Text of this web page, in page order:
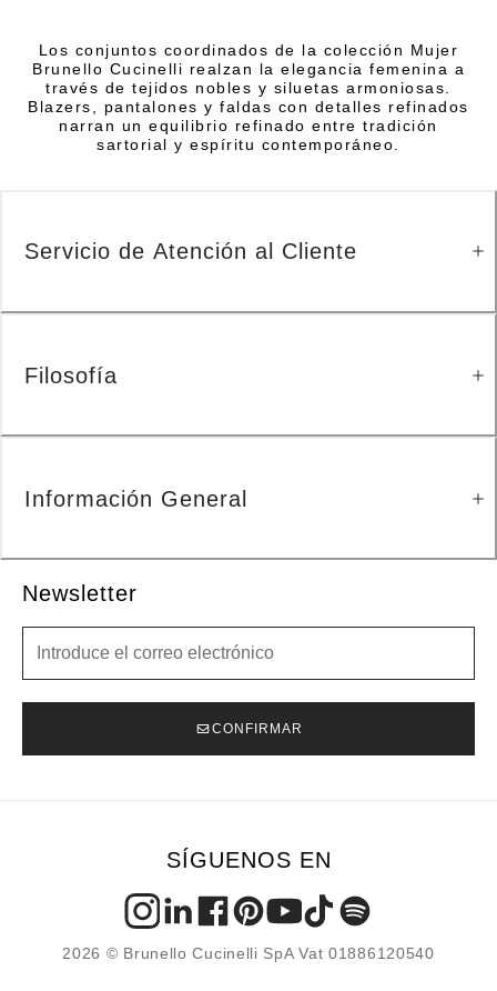
Los conjuntos coordinados de la colección Mujer
Brunello Cucinelli realzan la elegancia femenina a
través de tejidos nobles y siluetas armoniosas.
Blazers, pantalones y faldas con detalles refinados
narran un equilibrio refinado entre tradición
sartorial y espíritu contemporáneo.
Newsletter
CONFIRMAR
Servicio de Atención al Cliente
Filosofía
Información General
SÍGUENOS EN
2026 © Brunello Cucinelli SpA Vat 01886120540